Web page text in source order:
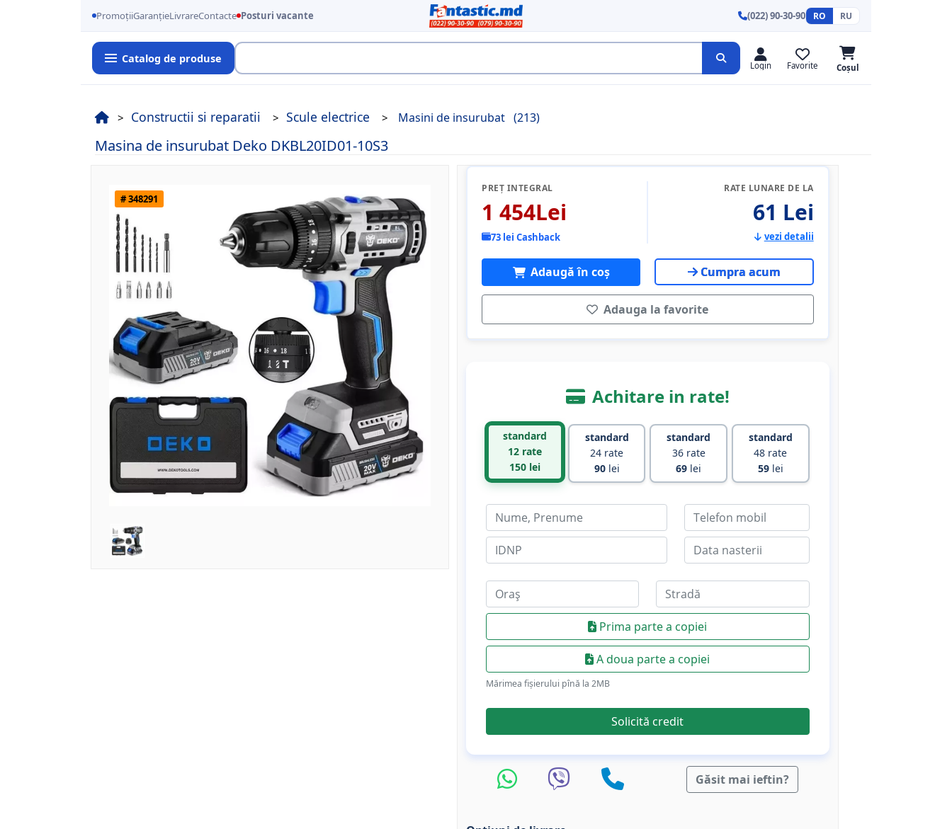
PromoțiiGaranțieLivrareContacte Posturi vacante (022) 90-30-90 RO RU
Catalog de produse
Login Favorite Coșul
Constructii si reparatii Scule electrice Masini de insurubat (213)
Masina de insurubat Deko DKBL20ID01-10S3
# 348291
PREȚ INTEGRAL
1 454Lei
73 lei Cashback
RATE LUNARE DE LA
61 Lei
vezi detalii
Adaugă în coș Cumpra acum
Adauga la favorite
Achitare in rate!
standard
12 rate
150lei
standard
24 rate
90lei
standard
36 rate
69 lei
standard
48 rate
59lei
Prima parte a copiei
A doua parte a copiei
Mărimea fișierului pînă la 2МB
Solicită credit
Găsit mai ieftin?